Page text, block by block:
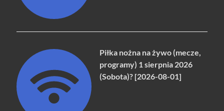
Piłka nożna na żywo (mecze,
programy) 1 sierpnia 2026
(Sobota)? [2026-08-01]